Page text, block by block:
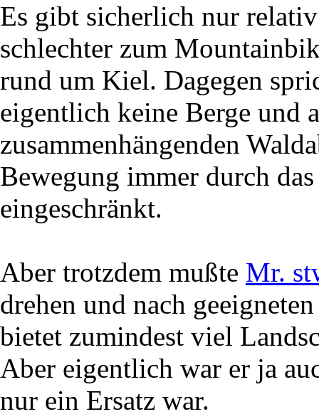
Es gibt sicherlich nur
schlechter zum
rund um Kiel. Dagegen
eigentlich keine Berge und
zusammenhängenden
Bewegung immer durch
eingeschränkt.
Aber trotzdem mußte Mr.
drehen und nach
bietet zumindest viel
Aber eigentlich war er ja
nur ein Ersatz war.